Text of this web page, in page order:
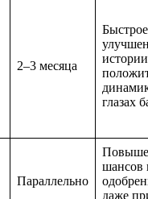
2–3 месяца
Быстрое
глазах
Параллельно
шансов
даже